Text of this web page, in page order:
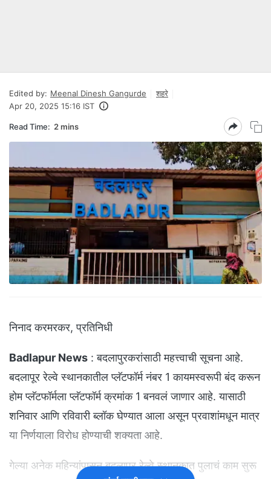
Edited by: Meenal Dinesh Gangurde
शहरे
Apr 20, 2025 15:16 IST
Read Time: 2 mins
निनाद करमरकर, प्रतिनिधी
Badlapur News : बदलापुरकरांसाठी महत्त्वाची सूचना आहे.
बदलापूर रेल्वे स्थानकातील प्लॅटफॉर्म नंबर 1 कायमस्वरूपी बंद करून
होम प्लॅटफॉर्मला प्लॅटफॉर्म क्रमांक 1 बनवलं जाणार आहे. यासाठी
शनिवार आणि रविवारी ब्लॉक घेण्यात आला असून प्रवाशांमधून मात्र
या निर्णयाला विरोध होण्याची शक्यता आहे.
गेल्या अनेक महिन्यांपासून बदलापूर रेल्वे स्थानकात पुलाचं काम सुरू